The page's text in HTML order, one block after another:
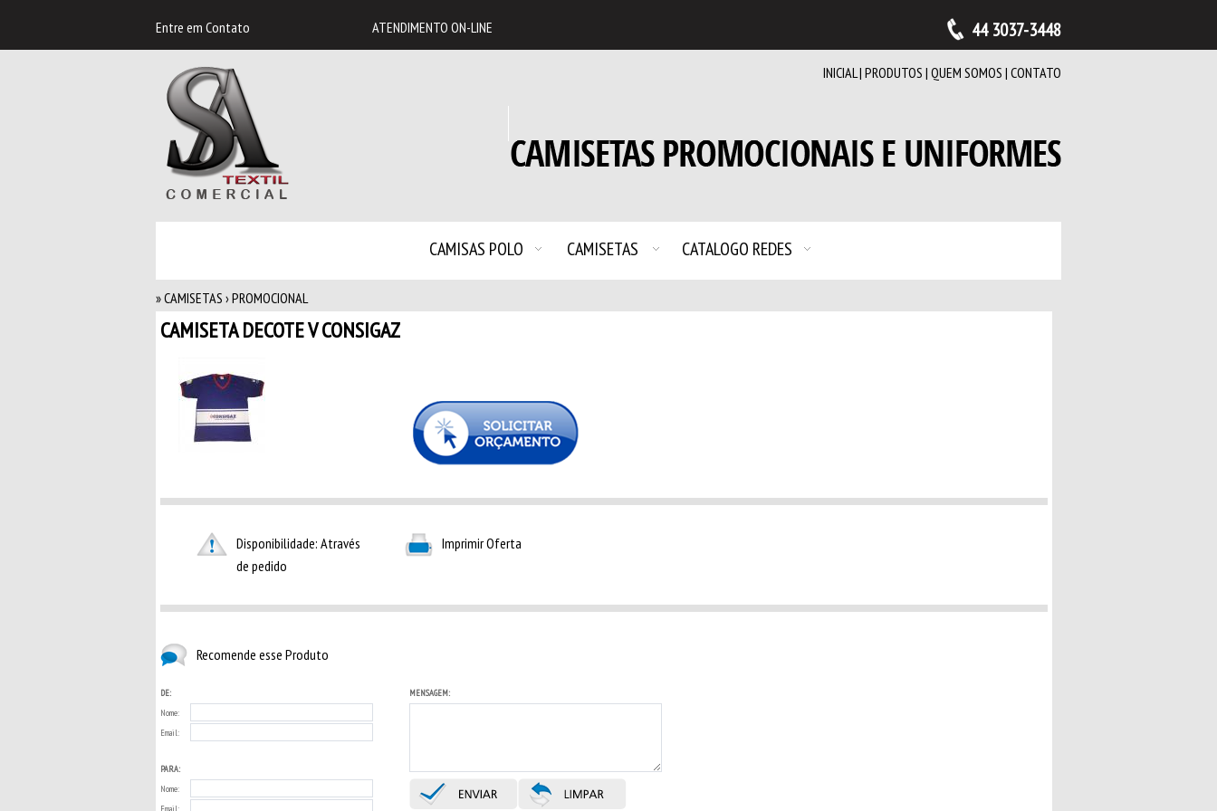
Entre em Contato ATENDIMENTO ON-LINE 44 3037-3448
INICIAL| PRODUTOS | QUEM SOMOS | CONTATO
CAMISAS POLO CAMISETAS CATALOGO REDES
» CAMISETAS › PROMOCIONAL
CAMISETA DECOTE V CONSIGAZ
Disponibilidade: Através
de pedido
Imprimir Oferta
Recomende esse Produto
DE:
Nome:
Email:
PARA:
Nome:
MENSAGEM: